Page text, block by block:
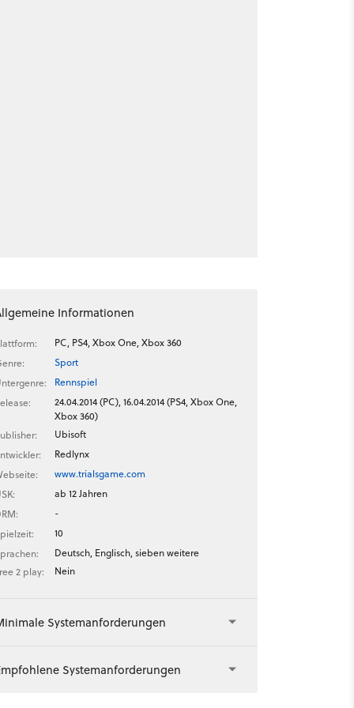
Informationen
PC, PS4, Xbox One, Xbox 360
Sport
Rennspiel
24.04.2014 (PC), 16.04.2014 (PS4, Xbox One,
Xbox 360)
Ubisoft
Redlynx
www.trialsgame.com
ab 12 Jahren
-
10
Deutsch, Englisch, sieben weitere
2 play:
Nein
Systemanforderungen
Systemanforderungen